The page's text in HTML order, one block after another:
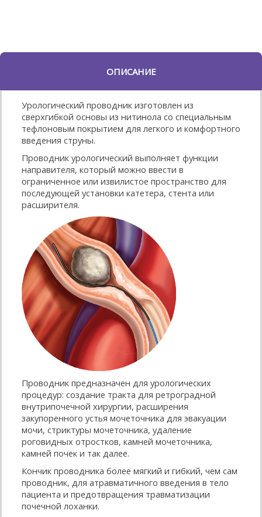
ОПИСАНИЕ
Урологический проводник изготовлен из
сверхгибкой основы из нитинола со специальным
тефлоновым покрытием для легкого и комфортного
введения струны.
Проводник урологический выполняет функции
направителя, который можно ввести в
ограниченное или извилистое пространство для
последующей установки катетера, стента или
расширителя.
Проводник предназначен для урологических
процедур: создание тракта для ретроградной
внутрипочечной хирургии, расширения
закупоренного устья мочеточника для эвакуации
мочи, стриктуры мочеточника, удаление
роговидных отростков, камней мочеточника,
камней почек и так далее.
Кончик проводника более мягкий и гибкий, чем сам
проводник, для атравматичного введения в тело
пациента и предотвращения травматизации
почечной лоханки.